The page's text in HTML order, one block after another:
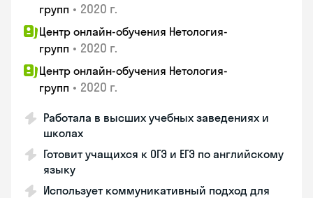
групп • 2020 г.
Центр онлайн-обучения Нетология-
групп • 2020 г.
Центр онлайн-обучения Нетология-
групп • 2020 г.
Работала в высших учебных заведениях и
школах
Готовит учащихся к ОГЭ и ЕГЭ по английскому
языку
Использует коммуникативный подход для